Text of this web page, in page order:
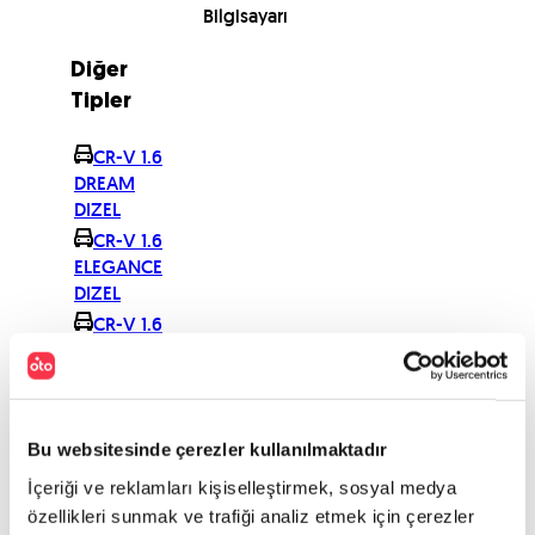
Bu websitesinde çerezler kullanılmaktadır
İçeriği ve reklamları kişiselleştirmek, sosyal medya
özellikleri sunmak ve trafiği analiz etmek için çerezler
Bilgisayarı
Diğer
Tipler
CR-V 1.6
DREAM
DIZEL
CR-V 1.6
ELEGANCE
DIZEL
CR-V 1.6
CR-V 2.0
EXECUTIVE
CMBS OV
CR-V 2.0